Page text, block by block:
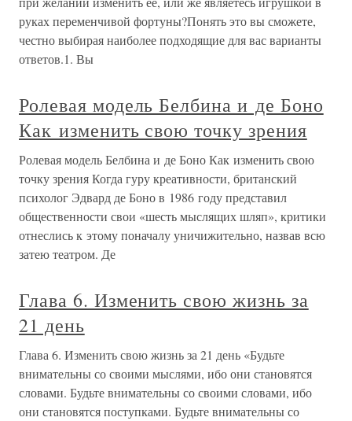
руках переменчивой фортуны?Понять это вы сможете,
честно выбирая наиболее подходящие для вас варианты
ответов.1. Вы
Ролевая модель Белбина и де Боно
Как изменить свою точку зрения
Ролевая модель Белбина и де Боно Как изменить свою
точку зрения Когда гуру креативности, британский
психолог Эдвард де Боно в 1986 году представил
общественности свои «шесть мыслящих шляп», критики
отнеслись к этому поначалу уничижительно, назвав всю
затею театром. Де
Глава 6. Изменить свою жизнь за
21 день
Глава 6. Изменить свою жизнь за 21 день «Будьте
внимательны со своими мыслями, ибо они становятся
словами. Будьте внимательны со своими словами, ибо
они становятся поступками. Будьте внимательны со